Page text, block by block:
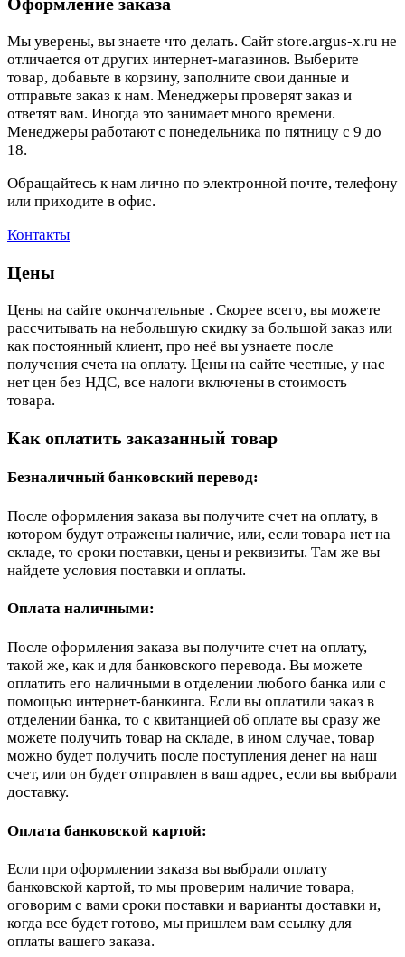
Мы уверены, вы знаете что делать. Сайт store.argus-x.ru не
отличается от других интернет-магазинов. Выберите
товар, добавьте в корзину, заполните свои данные и
отправьте заказ к нам. Менеджеры проверят заказ и
ответят вам. Иногда это занимает много времени.
Менеджеры работают с понедельника по пятницу с 9 до
18.
Обращайтесь к нам лично по электронной почте, телефону
или приходите в офис.
Контакты
Цены
Цены на сайте окончательные . Скорее всего, вы можете
рассчитывать на небольшую скидку за большой заказ или
как постоянный клиент, про неё вы узнаете после
получения счета на оплату. Цены на сайте честные, у нас
нет цен без НДС, все налоги включены в стоимость
товара.
Как оплатить заказанный товар
Безналичный банковский перевод:
После оформления заказа вы получите счет на оплату, в
котором будут отражены наличие, или, если товара нет на
складе, то сроки поставки, цены и реквизиты. Там же вы
найдете условия поставки и оплаты.
Оплата наличными:
После оформления заказа вы получите счет на оплату,
такой же, как и для банковского перевода. Вы можете
оплатить его наличными в отделении любого банка или с
помощью интернет-банкинга. Если вы оплатили заказ в
отделении банка, то с квитанцией об оплате вы сразу же
можете получить товар на складе, в ином случае, товар
можно будет получить после поступления денег на наш
счет, или он будет отправлен в ваш адрес, если вы выбрали
доставку.
Оплата банковской картой:
Если при оформлении заказа вы выбрали оплату
банковской картой, то мы проверим наличие товара,
оговорим с вами сроки поставки и варианты доставки и,
когда все будет готово, мы пришлем вам ссылку для
оплаты вашего заказа.